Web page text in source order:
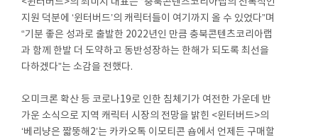
지원 덕분에 ‘윈터버드’의 캐릭터들이 여기까지 올 수 있었다”며
“기분 좋은 성과로 출발한 2022년인 만큼 충북콘텐츠코리아랩
과 함께 한발 더 도약하고 동반성장하는 한해가 되도록 최선을
다하겠다”는 소감을 전했다.
오미크론 확산 등 코로나19로 인한 침체기가 여전한 가운데 반
가운 소식으로 지역 캐릭터 시장의 전망을 밝힌 <윈터버드>의
‘베리냥은 짧뚱해2’는 카카오톡 이모티콘 숍에서 언제든 구매할